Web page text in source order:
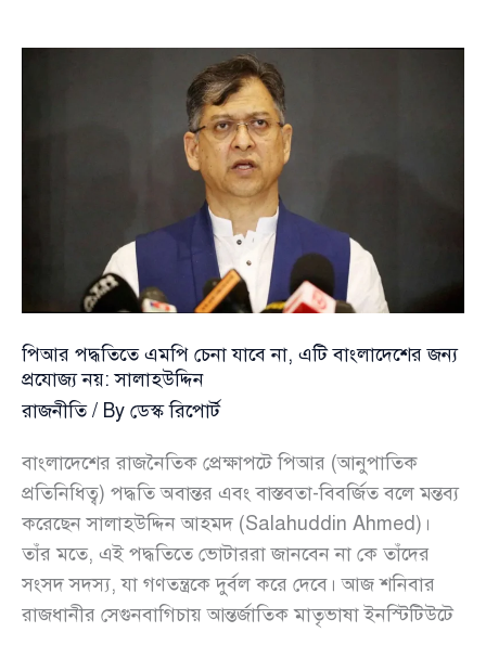
গণভোট
পিআর পদ্ধতিতে এমপি চেনা যাবে না, এটি বাংলাদেশের জন্য
প্রযোজ্য নয়: সালাহউদ্দিন
রাজনীতি/ By ডেস্ক রিপোর্ট
বাংলাদেশের রাজনৈতিক প্রেক্ষাপটে পিআর (আনুপাতিক
প্রতিনিধিত্ব) পদ্ধতি অবান্তর এবং বাস্তবতা-বিবর্জিত বলে মন্তব্য
করেছেন সালাহউদ্দিন আহমদ (Salahuddin Ahmed)।
তাঁর মতে, এই পদ্ধতিতে ভোটাররা জানবেন না কে তাঁদের
সংসদ সদস্য, যা গণতন্ত্রকে দুর্বল করে দেবে। আজ শনিবার
রাজধানীর সেগুনবাগিচায় আন্তর্জাতিক মাতৃভাষা ইনস্টিটিউটে